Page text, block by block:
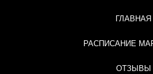
ГЛАВНАЯ
РАСПИСАНИЕ
ОТЗЫВЫ